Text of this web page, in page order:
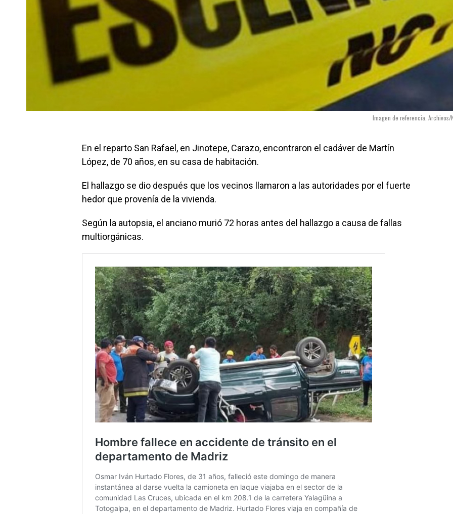
Imagen de referencia. Archivos/
En el reparto San Rafael, en Jinotepe, Carazo, encontraron el cadáver de Martín
López, de 70 años, en su casa de habitación.
El hallazgo se dio después que los vecinos llamaron a las autoridades por el fuerte
hedor que provenía de la vivienda.
Según la autopsia, el anciano murió 72 horas antes del hallazgo a causa de fallas
multiorgánicas.